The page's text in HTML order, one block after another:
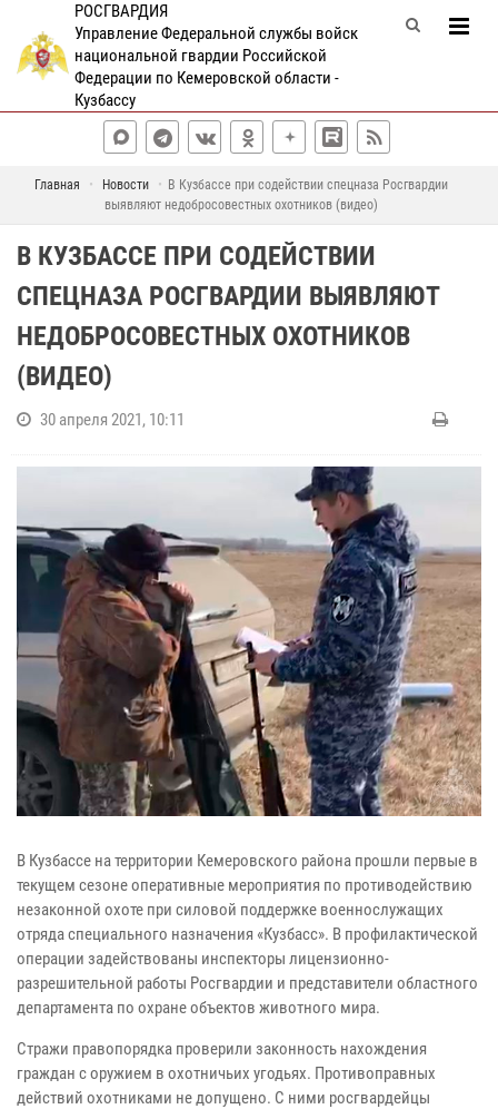
РОСГВАРДИЯ
Управление Федеральной службы войск
национальной гвардии Российской
Федерации по Кемеровской области -
Кузбассу
Главная Новости
В Кузбассе при содействии спецназа Росгвардии
выявляют недобросовестных охотников (видео)
В КУЗБАССЕ ПРИ СОДЕЙСТВИИ
СПЕЦНАЗА РОСГВАРДИИ ВЫЯВЛЯЮТ
НЕДОБРОСОВЕСТНЫХ ОХОТНИКОВ
(ВИДЕО)
30 апреля 2021, 10:11
В Кузбассе на территории Кемеровского района прошли первые в
текущем сезоне оперативные мероприятия по противодействию
незаконной охоте при силовой поддержке военнослужащих
отряда специального назначения «Кузбасс». В профилактической
операции задействованы инспекторы лицензионно-
разрешительной работы Росгвардии и представители областного
департамента по охране объектов животного мира.
Стражи правопорядка проверили законность нахождения
граждан с оружием в охотничьих угодьях. Противоправных
действий охотниками не допущено. С ними росгвардейцы